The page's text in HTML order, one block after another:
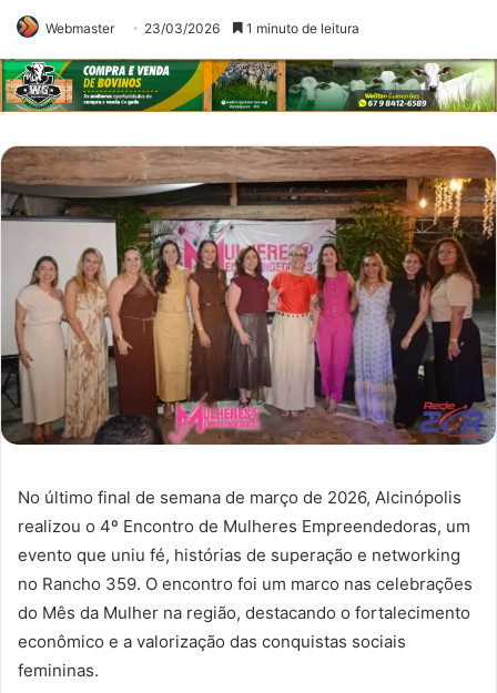
Webmaster 23/03/2026 1 minuto de leitura
No último final de semana de março de 2026, Alcinópolis
realizou o 4º Encontro de Mulheres Empreendedoras, um
evento que uniu fé, histórias de superação e networking
no Rancho 359. O encontro foi um marco nas celebrações
do Mês da Mulher na região, destacando o fortalecimento
econômico e a valorização das conquistas sociais
femininas.